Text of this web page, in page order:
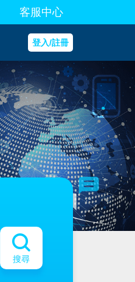
客服中心
登入/註冊
搜尋